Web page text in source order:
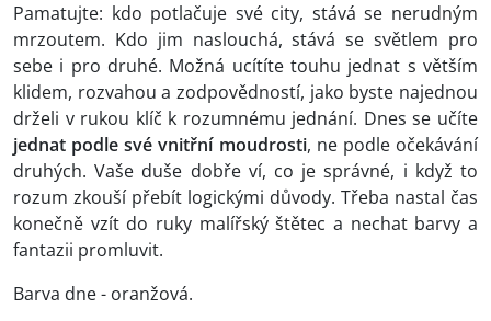
Pamatujte: kdo potlačuje své city, stává se nerudným
mrzoutem. Kdo jim naslouchá, stává se světlem pro
sebe i pro druhé. Možná ucítíte touhu jednat s větším
klidem, rozvahou a zodpovědností, jako byste najednou
drželi v rukou klíč k rozumnému jednání. Dnes se učíte
jednat podle své vnitřní moudrosti, ne podle očekávání
druhých. Vaše duše dobře ví, co je správné, i když to
rozum zkouší přebít logickými důvody. Třeba nastal čas
konečně vzít do ruky malířský štětec a nechat barvy a
fantazii promluvit.
Barva dne - oranžová.